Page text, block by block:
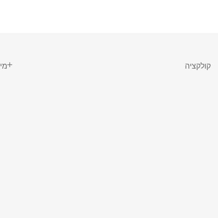
קולקציה